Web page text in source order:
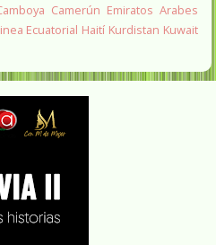
Camerún Emiratos Arabes
Ecuatorial Haití Kurdistan Kuwait